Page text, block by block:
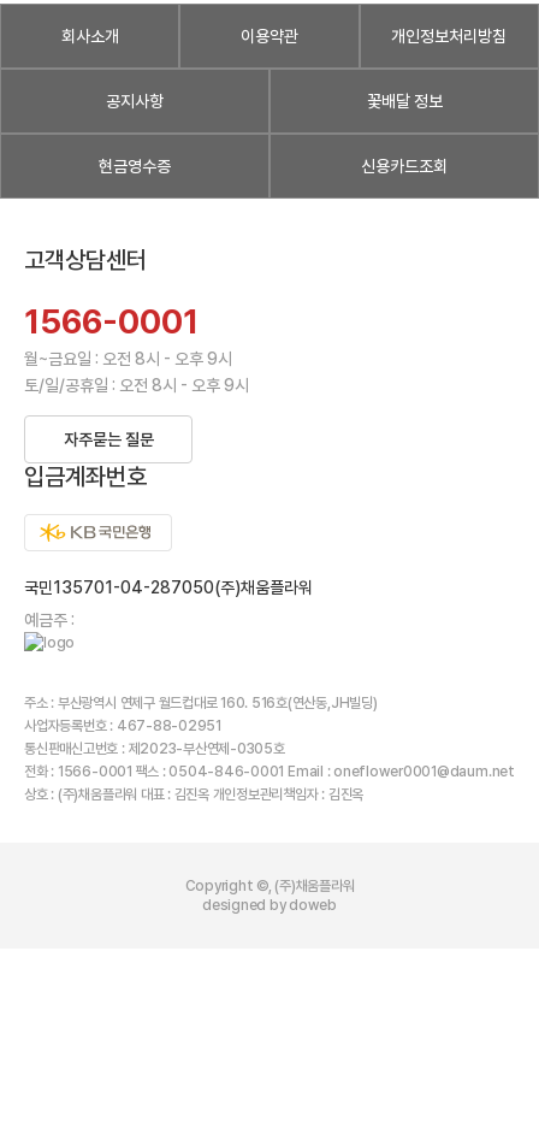
회사소개 이용약관 개인정보처리방침
공지사항 꽃배달 정보
현금영수증 신용카드조회
고객상담센터
1566-0001
월~금요일 : 오전 8시 - 오후 9시
토/일/공휴일 : 오전 8시 - 오후 9시
자주묻는 질문
입금계좌번호
국민135701-04-287050(주)채움플라워
예금주 :
주소 : 부산광역시 연제구 월드컵대로 160. 516호(연산동,JH빌딩)
사업자등록번호 : 467-88-02951
통신판매신고번호 : 제2023-부산연제-0305호
전화 : 1566-0001 팩스 : 0504-846-0001 Email : oneflower0001@daum.net
상호 : (주)채움플라워 대표 : 김진옥 개인정보관리책임자 : 김진옥
Copyright ©, (주)채움플라워
designed by doweb